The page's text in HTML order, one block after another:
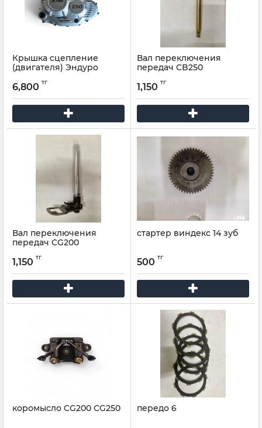
Крышка сцепление
(двигателя) Эндуро
6,800 тг
Вал переключения
передач CB250
1,150 тг
Вал переключения
передач CG200
1,150 тг
стартер виндекс 14 зуб
500 тг
коромысло CG200 CG250 передо 6